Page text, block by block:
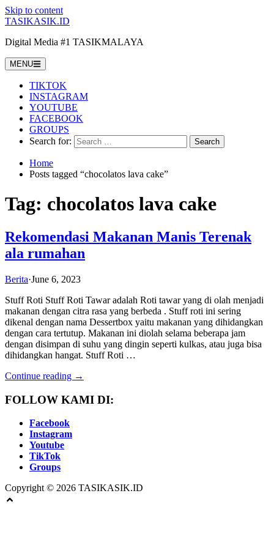
Skip to content
TASIKASIK.ID
Digital Media #1 TASIKMALAYA
MENU
TIKTOK
INSTAGRAM
YOUTUBE
FACEBOOK
GROUPS
Search for:
Home
Posts tagged “chocolatos lava cake”
Tag: chocolatos lava cake
Rekomendasi Makanan Manis Terenak
ala rumahan
Berita·June 6, 2023
Stuff Roti Stuff Roti Tawar adalah Roti tawar yang di olah menjadi
makanan dengan citra rasa yang berbeda . Stuff roti ini sering
dikenal dengan nama Dessertbox yaitu makanan yang dihidangkan
dengan cara tertutup. Makanan ini diolah selama beberapa jam
dengan disimpan di suhu yang dingin seperti kulkas, atau juga bisa
dihidangkan hangat. Stuff Roti …
Continue reading →
FOLLOW KAMI DI:
Facebook
Instagram
Youtube
TikTok
Groups
Copyright © 2026 TASIKASIK.ID